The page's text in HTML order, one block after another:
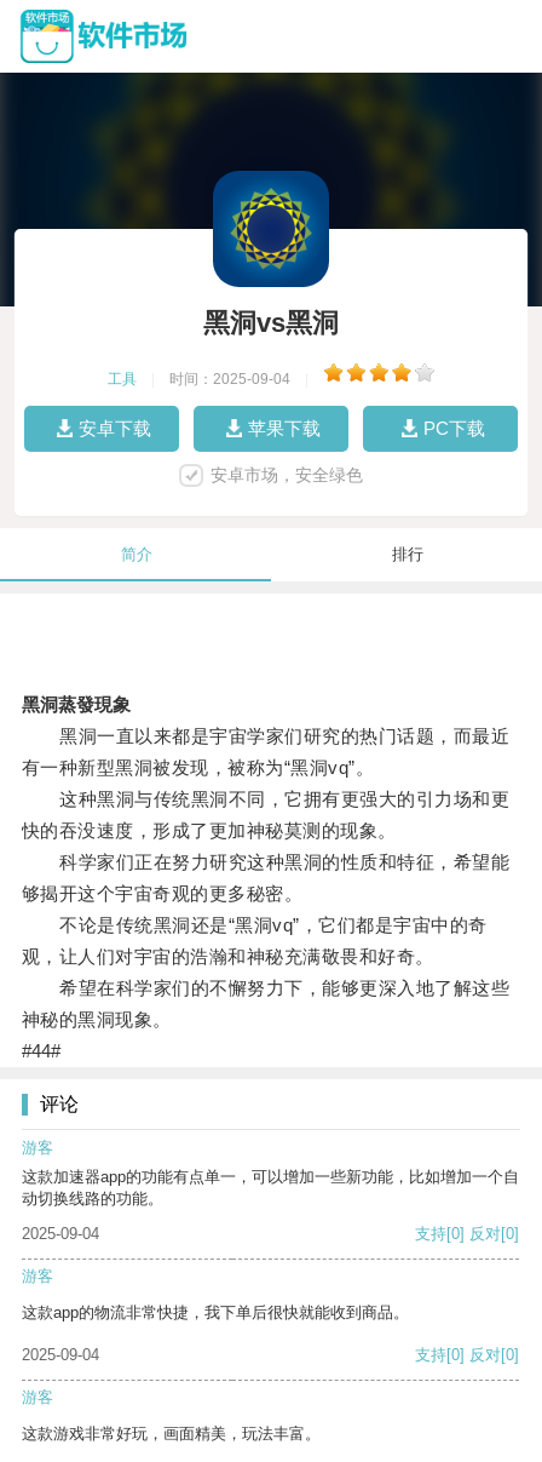
黑洞vs黑洞
工具 时间：2025-09-04
安卓下载 苹果下载 PC下载
安卓市场，安全绿色
简介 排行
黑洞蒸發現象
黑洞一直以来都是宇宙学家们研究的热门话题，而最近
有一种新型黑洞被发现，被称为“黑洞vq”。
这种黑洞与传统黑洞不同，它拥有更强大的引力场和更
快的吞没速度，形成了更加神秘莫测的现象。
科学家们正在努力研究这种黑洞的性质和特征，希望能
够揭开这个宇宙奇观的更多秘密。
不论是传统黑洞还是“黑洞vq”，它们都是宇宙中的奇
观，让人们对宇宙的浩瀚和神秘充满敬畏和好奇。
希望在科学家们的不懈努力下，能够更深入地了解这些
神秘的黑洞现象。
#44#
评论
游客
这款加速器app的功能有点单一，可以增加一些新功能，比如增加一个自
动切换线路的功能。
2025-09-04
支持[0] 反对[0]
游客
这款app的物流非常快捷，我下单后很快就能收到商品。
2025-09-04 支持[0] 反对[0]
游客
这款游戏非常好玩，画面精美，玩法丰富。